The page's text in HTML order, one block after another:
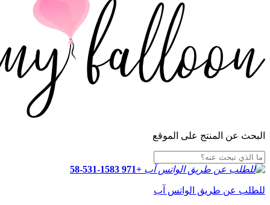
البحث عن المنتج على الموقع
+971 58-531-1583
للطلب عن طريق الواتس آب